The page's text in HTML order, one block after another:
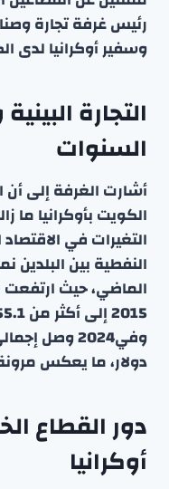
رئيس غرفة تجارة
وسفير أوكرانيا
التجارة
السنوات
أشارت الغرفة إلى أن
الكويت بأوكرانيا ما
التغيرات في
النفطية بين
دولار، ما يعكس
دور القطاع
أوكرانيا